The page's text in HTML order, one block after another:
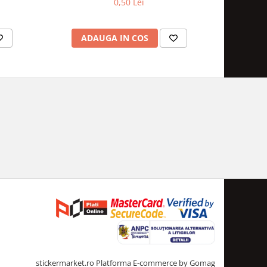
ADAUGA IN COS
stickermarket.ro Platforma E-commerce by Gomag